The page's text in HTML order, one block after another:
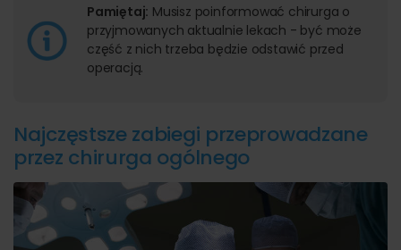
Pamiętaj: Musisz poinformować chirurga o
przyjmowanych aktualnie lekach - być może
część z nich trzeba będzie odstawić przed
operacją.
Najczęstsze zabiegi przeprowadzane
przez chirurga ogólnego